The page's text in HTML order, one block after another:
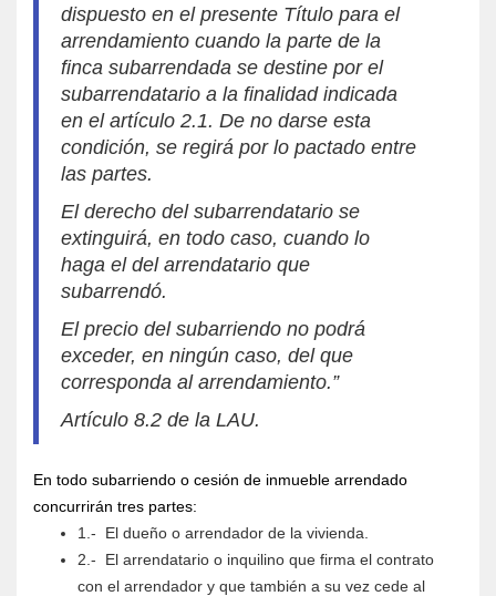
dispuesto en el presente Título para el
arrendamiento cuando la parte de la
finca subarrendada se destine por el
subarrendatario a la finalidad indicada
en el artículo 2.1. De no darse esta
condición, se regirá por lo pactado entre
las partes.
El derecho del subarrendatario se
extinguirá, en todo caso, cuando lo
haga el del arrendatario que
subarrendó.
El precio del subarriendo no podrá
exceder, en ningún caso, del que
corresponda al arrendamiento.”
Artículo 8.2 de la LAU.
En todo subarriendo o cesión de inmueble arrendado
concurrirán tres partes:
1.- El dueño o arrendador de la vivienda.
2.- El arrendatario o inquilino que firma el contrato
con el arrendador y que también a su vez cede al